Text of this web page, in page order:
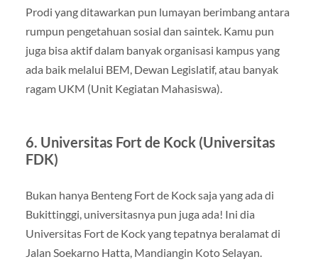
Prodi yang ditawarkan pun lumayan berimbang antara
rumpun pengetahuan sosial dan saintek. Kamu pun
juga bisa aktif dalam banyak organisasi kampus yang
ada baik melalui BEM, Dewan Legislatif, atau banyak
ragam UKM (Unit Kegiatan Mahasiswa).
6. Universitas Fort de Kock (Universitas
FDK)
Bukan hanya Benteng Fort de Kock saja yang ada di
Bukittinggi, universitasnya pun juga ada! Ini dia
Universitas Fort de Kock yang tepatnya beralamat di
Jalan Soekarno Hatta, Mandiangin Koto Selayan.